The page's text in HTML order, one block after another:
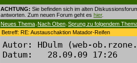
ACHTUNG: Sie befinden sich im alten
antworten. Zum neuen Forum geht es hier.
Neues Thema | Nach Oben | Sprung zu folgendem
Betreff: RE: Austauschaktion Matador-Reifen
Autor: HDulm (web-
Datum: 28.09.09 17:26